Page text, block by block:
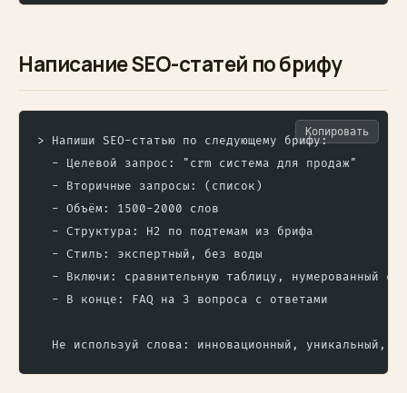
Написание SEO-статей по брифу
> Напиши SEO-статью по следующему брифу:
  - Целевой запрос: "crm система для продаж"
  - Вторичные запросы: (список)
  - Объём: 1500-2000 слов
  - Структура: H2 по подтемам из брифа
  - Стиль: экспертный, без воды
- Включи: сравнительную таблицу, нумерованный
  - В конце: FAQ на 3 вопроса с ответами
Не используй слова: инновационный, уникальный,
Копировать